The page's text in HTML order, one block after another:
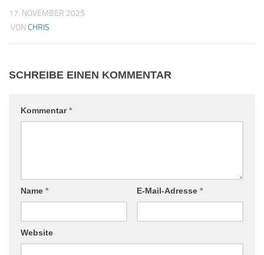
17. NOVEMBER 2025
VON CHRIS
SCHREIBE EINEN KOMMENTAR
Kommentar*
Name * E-Mail-Adresse *
Website